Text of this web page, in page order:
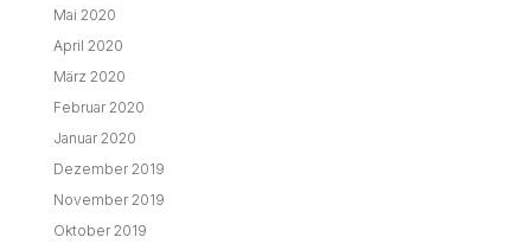
Mai 2020
April 2020
März 2020
Februar 2020
Januar 2020
Dezember 2019
November 2019
Oktober 2019